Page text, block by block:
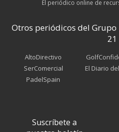
El periódico online de
Otros periódicos del
21
AltoDirectivo
SerComercial
PadelSpain
El Diario
Suscríbete a